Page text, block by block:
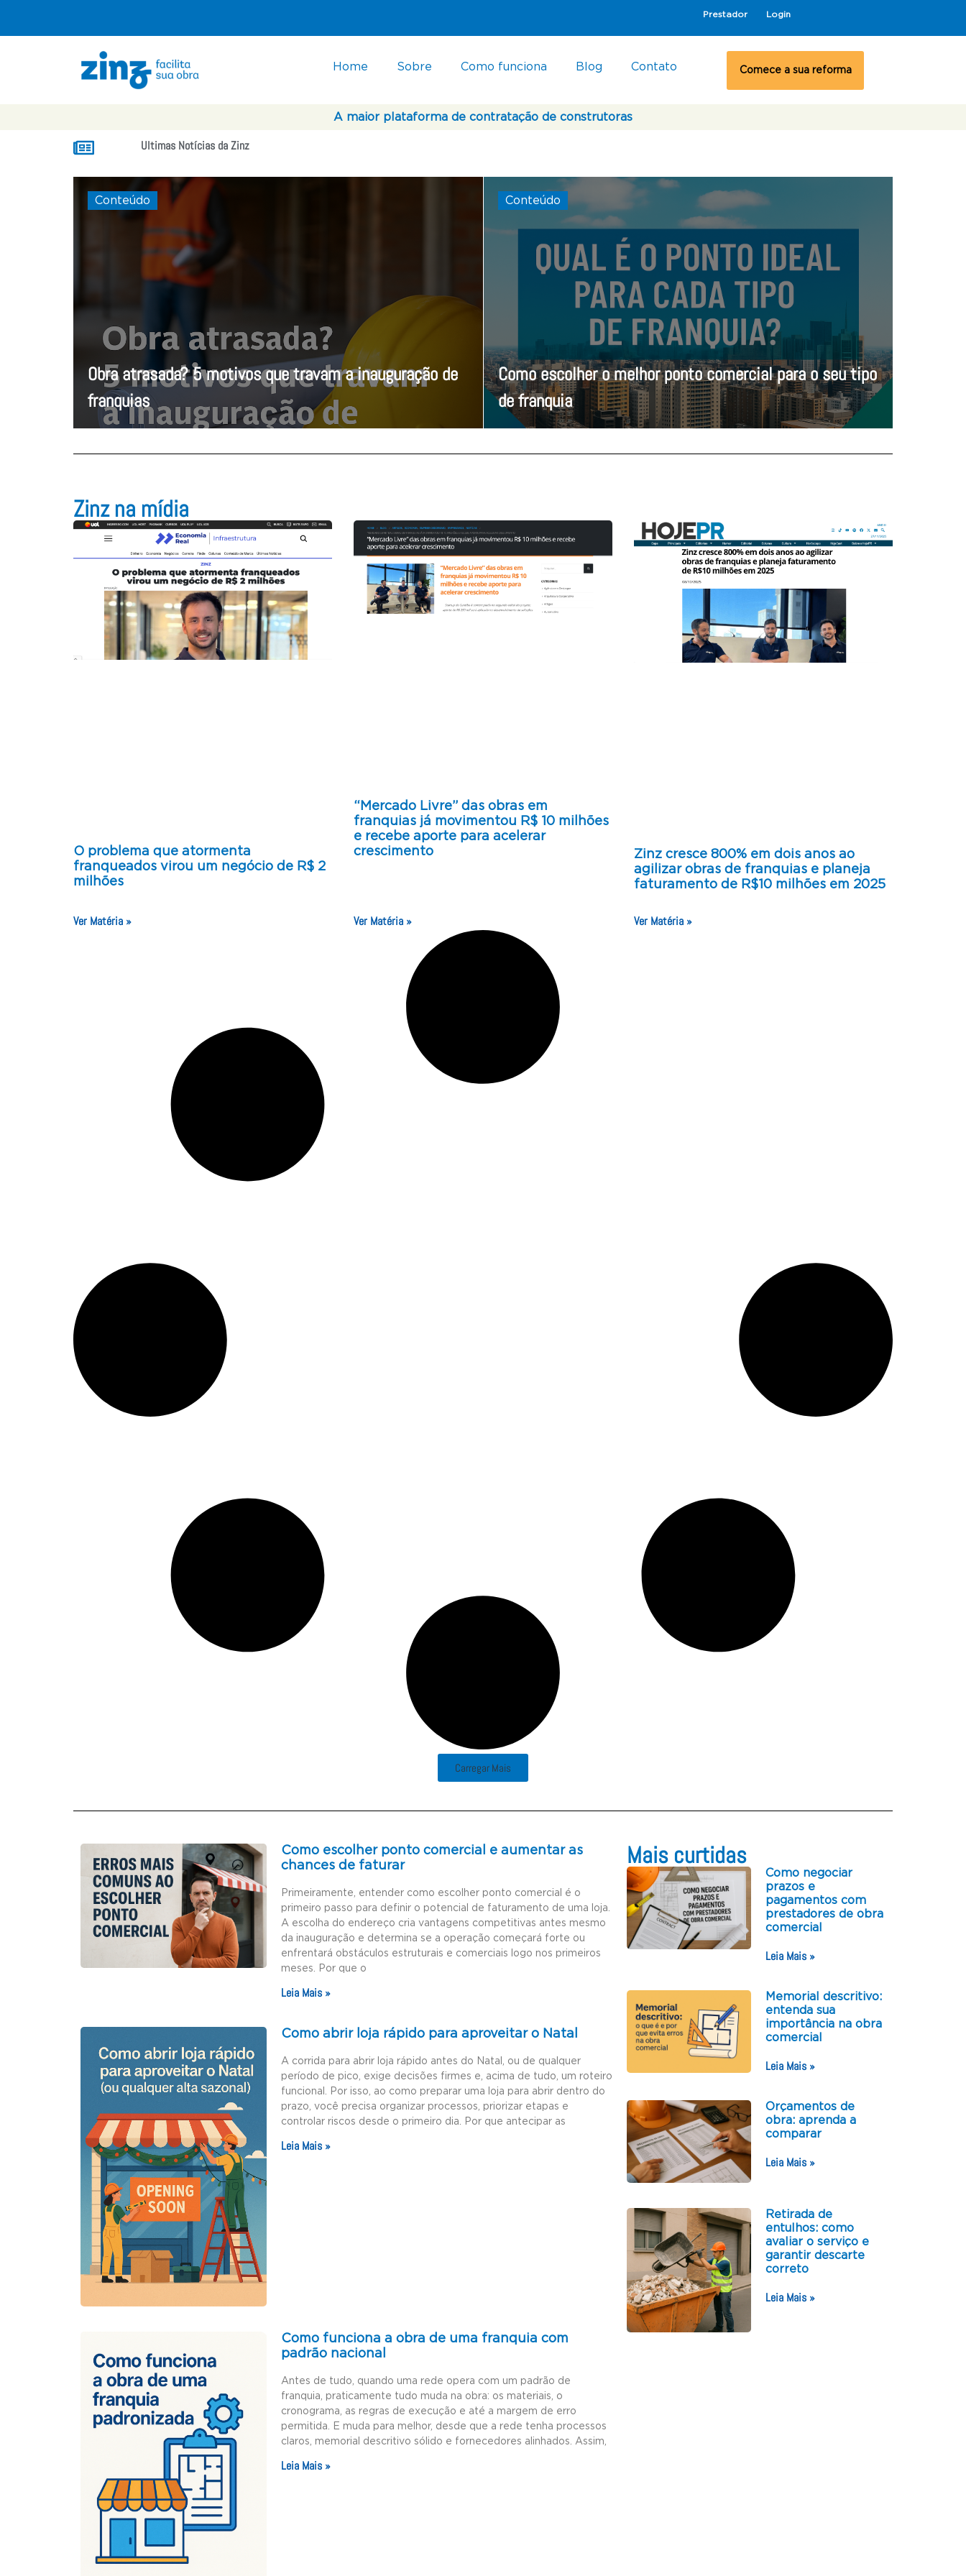
Prestador Login
Home Sobre Como funciona Blog Contato Comece a sua reforma
A maior plataforma de contratação de construtoras
Ultimas Notícias da Zinz
Conteúdo
Obra atrasada? 5 motivos que travam a inauguração de
franquias
Conteúdo
Como escolher o melhor ponto comercial para o seu tipo
de franquia
Zinz na mídia
O problema que atormenta
franqueados virou um negócio de R$ 2
milhões
Ver Matéria »
“Mercado Livre” das obras em
franquias já movimentou R$ 10 milhões
e recebe aporte para acelerar
crescimento
Ver Matéria »
Zinz cresce 800% em dois anos ao
agilizar obras de franquias e planeja
faturamento de R$10 milhões em 2025
Ver Matéria »
Carregar Mais
Como escolher ponto comercial e aumentar as
chances de faturar
Primeiramente, entender como escolher ponto comercial é o
primeiro passo para definir o potencial de faturamento de uma loja.
A escolha do endereço cria vantagens competitivas antes mesmo
da inauguração e determina se a operação começará forte ou
enfrentará obstáculos estruturais e comerciais logo nos primeiros
meses. Por que o
Leia Mais »
Como abrir loja rápido para aproveitar o Natal
A corrida para abrir loja rápido antes do Natal, ou de qualquer
período de pico, exige decisões firmes e, acima de tudo, um roteiro
funcional. Por isso, ao como preparar uma loja para abrir dentro do
prazo, você precisa organizar processos, priorizar etapas e
controlar riscos desde o primeiro dia. Por que antecipar as
Leia Mais »
Como funciona a obra de uma franquia com
padrão nacional
Antes de tudo, quando uma rede opera com um padrão de
franquia, praticamente tudo muda na obra: os materiais, o
cronograma, as regras de execução e até a margem de erro
permitida. E muda para melhor, desde que a rede tenha processos
claros, memorial descritivo sólido e fornecedores alinhados. Assim,
Leia Mais »
Mais curtidas​
Como negociar
prazos e
pagamentos com
prestadores de obra
comercial
Leia Mais »
Memorial descritivo:
entenda sua
importância na obra
comercial
Leia Mais »
Orçamentos de
obra: aprenda a
comparar
Leia Mais »
Retirada de
entulhos: como
avaliar o serviço e
garantir descarte
correto
Leia Mais »